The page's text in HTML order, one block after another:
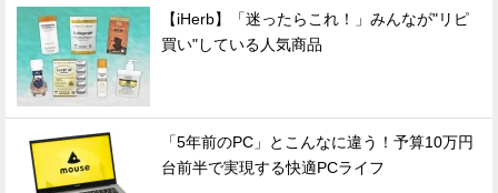
【iHerb】「迷ったらこれ！」みんなが"リピ
買い"している人気商品
「5年前のPC」とこんなに違う！予算10万円
台前半で実現する快適PCライフ